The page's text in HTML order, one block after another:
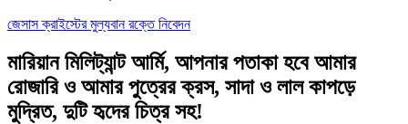
জেসাস ক্রাইস্টের মুল্যবান রক্তে নিবেদন
মারিয়ান মিলিট্যান্ট আর্মি, আপনার পতাকা হবে আমার
রোজারি ও আমার পুত্রের ক্রস, সাদা ও লাল কাপড়ে
মুদ্রিত, দুটি হৃদের চিত্র সহ!